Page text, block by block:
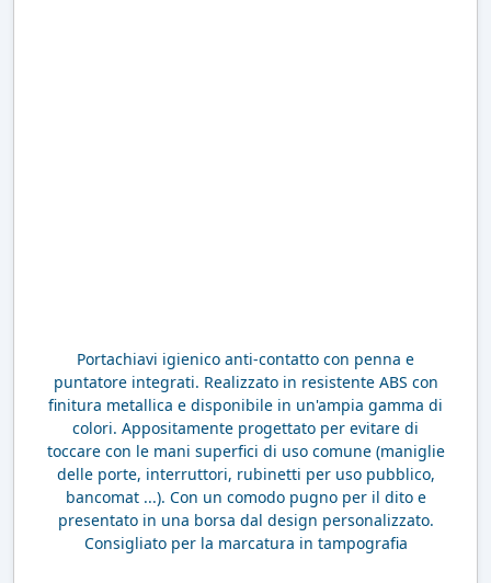
Portachiavi igienico anti-contatto con penna e
puntatore integrati. Realizzato in resistente ABS con
finitura metallica e disponibile in un'ampia gamma di
colori. Appositamente progettato per evitare di
toccare con le mani superfici di uso comune (maniglie
delle porte, interruttori, rubinetti per uso pubblico,
bancomat ...). Con un comodo pugno per il dito e
presentato in una borsa dal design personalizzato.
Consigliato per la marcatura in tampografia